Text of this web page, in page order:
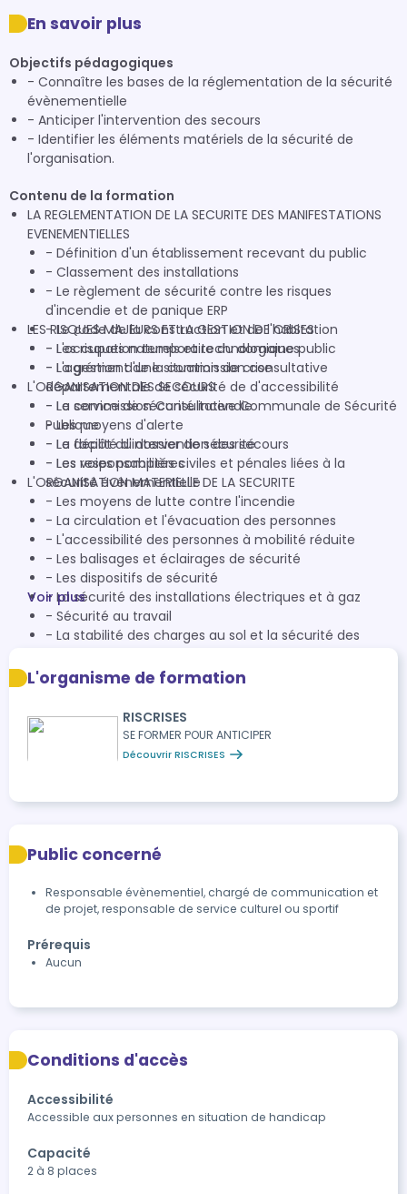
En savoir plus
Objectifs pédagogiques
- Connaître les bases de la réglementation de la sécurité
évènementielle
- Anticiper l'intervention des secours
- Identifier les éléments matériels de la sécurité de
l'organisation.
Contenu de la formation
LA REGLEMENTATION DE LA SECURITE DES MANIFESTATIONS
EVENEMENTIELLES
- Définition d'un établissement recevant du public
- Classement des installations
- Le règlement de sécurité contre les risques
d'incendie et de panique ERP
- Le code de la construction et de l'habitation
- L'occupation temporaire du domaine public
- L'agrément de la commission consultative
départementale de sécurité de d'accessibilité
- La commission Consultative Communale de Sécurité
Publique
- Le dépôt du dossier de sécurité
- Les responsabilités civiles et pénales liées à la
sécurité événementielle
LES RISQUES MAJEURS ET LA GESTION DE CRISES
- Les risques naturels et technologiques
- La gestion d'une situation de crise
L'ORGANISATION DES SECOURS
- Le service de sécurité incendie
- Les moyens d'alerte
- La facilité d'intervention des secours
- Les voies pompières
L'ORGANISATION MATERIELLE DE LA SECURITE
- Les moyens de lutte contre l'incendie
- La circulation et l'évacuation des personnes
- L'accessibilité des personnes à mobilité réduite
- Les balisages et éclairages de sécurité
- Les dispositifs de sécurité
- La sécurité des installations électriques et à gaz
- Sécurité au travail
- La stabilité des charges au sol et la sécurité des
- Les notions de charge et d'accroche
- Le cas des manifestations gratuites (comptage et
marquage)
- Le calcul des effectifs maximum
Voir plus
L'organisme de formation
RISCRISES
SE FORMER POUR ANTICIPER
Découvrir RISCRISES
Public concerné
Responsable évènementiel, chargé de communication et
de projet, responsable de service culturel ou sportif
Prérequis
Aucun
Conditions d'accès
Accessibilité
Accessible aux personnes en situation de handicap
Capacité
2 à 8 places